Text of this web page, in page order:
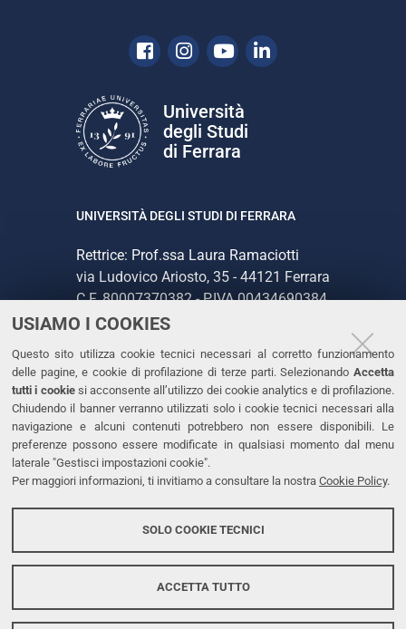
USIAMO I COOKIES
Questo sito utilizza cookie tecnici necessari al corretto funzionamento
delle pagine, e cookie di profilazione di terze parti. Selezionando Accetta
tutti i cookiesi acconsente all’utilizzo dei cookie analytics e di profilazione.
Chiudendo il banner verranno utilizzati solo i cookie tecnici necessari alla
navigazione e alcuni contenuti potrebbero non essere disponibili. Le
preferenze possono essere modificate in qualsiasi momento dal menu
laterale "Gestisci impostazioni cookie".
Per maggiori informazioni, ti invitiamo a consultare la nostra Cookie Policy.
SOLO COOKIE TECNICI
ACCETTA TUTTO
Facebook
Instagram
YoutubeLinkedin
Università
degli Studi
di Ferrara
UNIVERSITÀ DEGLI STUDI DI FERRARA
Rettrice: Prof.ssa Laura Ramaciotti
via Ludovico Ariosto, 35 - 44121 Ferrara
C.F. 80007370382 - P.IVA 00434690384
CONTATTI
Tel. +39 0532 293111
Fax. +39 0532 293031
PEC
LINKS
Accessibilità
Protezione dati personali